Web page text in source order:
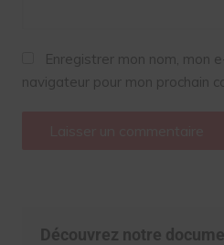
Enregistrer mon nom, mon
navigateur pour mon prochain
Découvrez notre